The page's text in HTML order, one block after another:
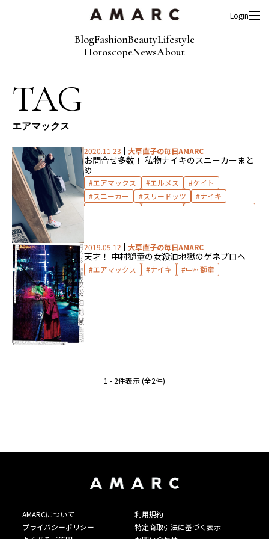
BlogFashionBeautyLifestyle
HoroscopeNewsAbout
Login
TAG
エアマックス
2020.11.23 大草直子の毎日AMARC
お問合せ多数！ 私物ナイキのスニーカーまと
め
エアマックス エルメス
ケイト
スニーカー
スリードッツ
ナイキ
2019.05.12 大草直子の毎日AMARC
天才！ 中村獅童の女殺油地獄のゲネプロへ
エアマックス ナイキ 中村獅童
1 - 2件表示 (全2件)
AMARCについて
利用規約
プライバシーポリシー
特定商取引法に基づく表示